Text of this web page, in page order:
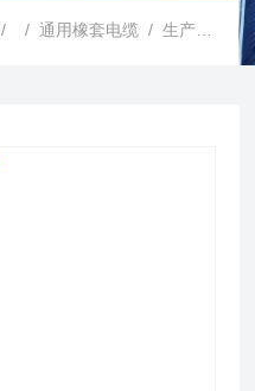
/ /通用橡套电缆 / 生产基地YCW橡皮电缆YCW户外用橡皮软电缆